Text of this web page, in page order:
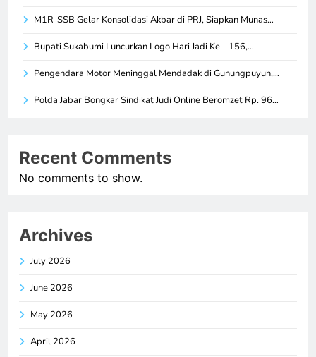
M1R-SSB Gelar Konsolidasi Akbar di PRJ, Siapkan Munas…
Bupati Sukabumi Luncurkan Logo Hari Jadi Ke – 156,…
Pengendara Motor Meninggal Mendadak di Gunungpuyuh,…
Polda Jabar Bongkar Sindikat Judi Online Beromzet Rp. 96…
Recent Comments
No comments to show.
Archives
July 2026
June 2026
May 2026
April 2026